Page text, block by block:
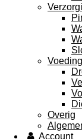
Voeding
Overig
Account